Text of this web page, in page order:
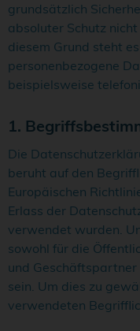
grundsätzlich
absoluter Schutz
diesem Grund steht
personenbezogene
beispielsweise
1.
Die
beruht auf den
Europäischen
Erlass der
verwendet wurden.
sowohl für die
und
sein. Um dies zu
verwendeten